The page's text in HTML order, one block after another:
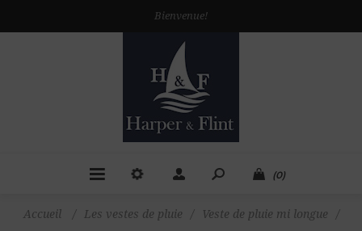
Bienvenue!
(0)
Accueil / Les vestes de pluie / Veste de pluie mi longue
/